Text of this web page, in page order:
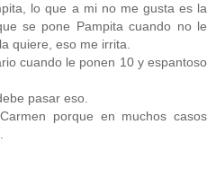
lo que a mi no me gusta es la
se pone Pampita cuando no le
quiere, eso me irrita.
cuando le ponen 10 y espantoso
pasar eso.
porque en muchos casos